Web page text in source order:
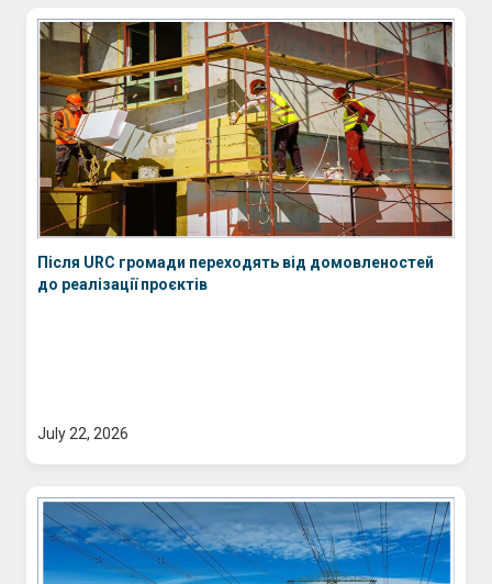
Після URC громади переходять від домовленостей
до реалізації проєктів
July 22, 2026